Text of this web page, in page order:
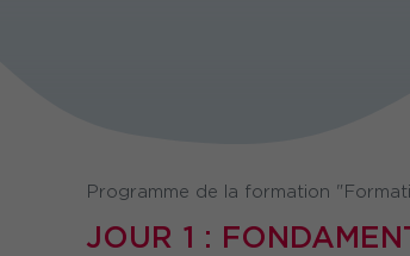
Programme de la formation
JOUR 1 :